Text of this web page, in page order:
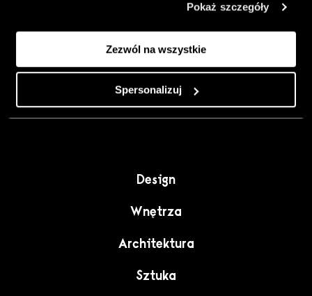
Pokaż szczegóły
Zezwól na wszystkie
Spersonalizuj
rzemiosło jako
punkt wyjścia
do wnętrz
pełnych
charakteru”.
Design
Wnętrza
Architektura
Sztuka